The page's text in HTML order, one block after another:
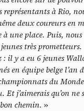
représentants à Rio,
deux coureurs en
à une place. Puis, nous
très prometteurs.
il y a eu 6 jeunes
en équipe belge l’an
du
Et j’aimerais qu’on ne
chemin. »